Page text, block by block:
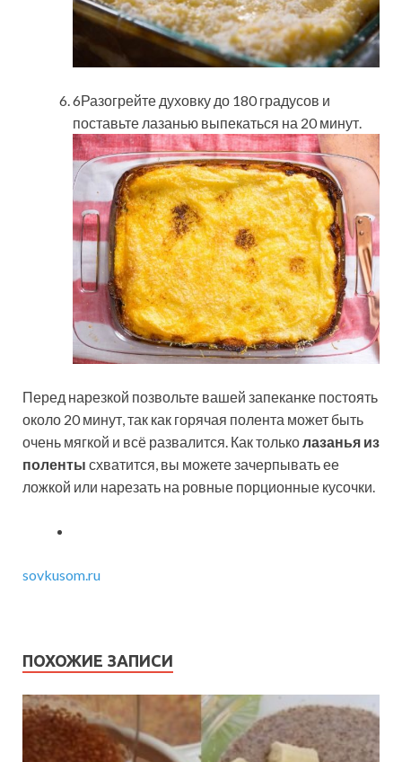
6Разогрейте духовку до 180 градусов и
поставьте лазанью выпекаться на 20 минут.
Перед нарезкой позвольте вашей запеканке постоять
около 20 минут, так как горячая полента может быть
очень мягкой и всё развалится. Как тольколазанья из
поленты схватится, вы можете зачерпывать ее
ложкой или нарезать на ровные порционные кусочки.
sovkusom.ru
ПОХОЖИЕ ЗАПИСИ